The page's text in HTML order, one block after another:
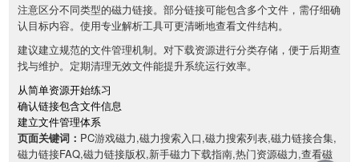
注意区分不同类型的磁力链接。部分链接可能包含多个文件，需仔细确
认目标内容。使用专业解析工具可更清晰地查看文件结构。
建议建立规范的文件管理机制。对下载资源进行分类存储，便于后期查
找与维护。定期清理无效文件能提升系统运行效率。
从简单资源开始练习
确认链接包含文件信息
建立文件管理体系
页面关键词： PC游戏磁力,磁力搜索入口,磁力搜索列表,磁力链接合集,
磁力链接FAQ,磁力链接版权,新手磁力下载指南,热门资源磁力,查看磁